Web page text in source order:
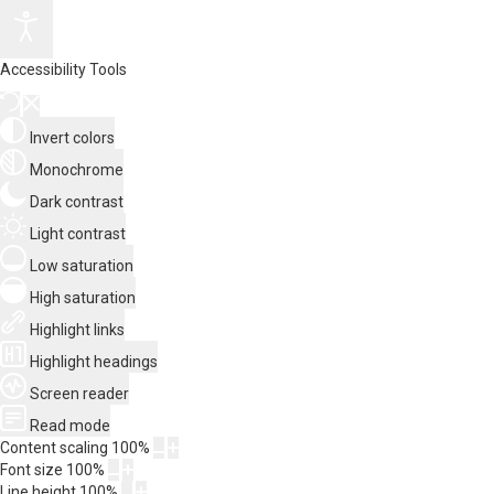
Accessibility Tools
Invert colors
Monochrome
Dark contrast
Light contrast
Low saturation
High saturation
Highlight links
Highlight headings
Screen reader
Read mode
Content scaling 100%
Font size 100%